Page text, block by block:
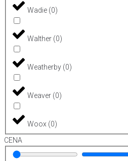
Wadie (0)
Walther (0)
Weatherby (0)
Weaver (0)
Woox (0)
CENA